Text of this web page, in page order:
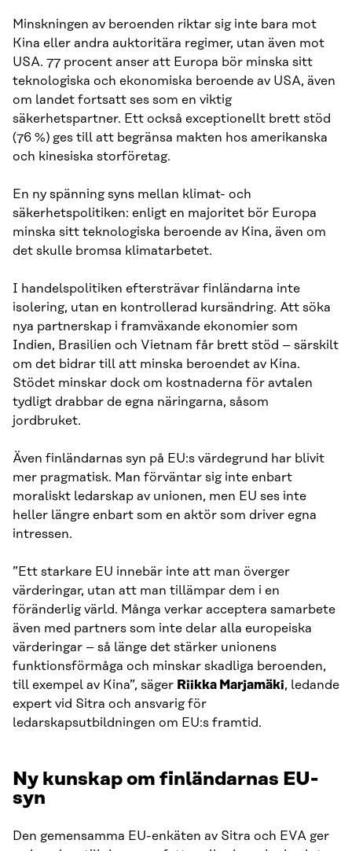
Minskningen av beroenden riktar sig inte bara mot
Kina eller andra auktoritära regimer, utan även mot
USA. 77 procent anser att Europa bör minska sitt
teknologiska och ekonomiska beroende av USA, även
om landet fortsatt ses som en viktig
säkerhetspartner. Ett också exceptionellt brett stöd
(76 %) ges till att begränsa makten hos amerikanska
och kinesiska storföretag.
En ny spänning syns mellan klimat- och
säkerhetspolitiken: enligt en majoritet bör Europa
minska sitt teknologiska beroende av Kina, även om
det skulle bromsa klimatarbetet.
I handelspolitiken eftersträvar finländarna inte
isolering, utan en kontrollerad kursändring. Att söka
nya partnerskap i framväxande ekonomier som
Indien, Brasilien och Vietnam får brett stöd – särskilt
om det bidrar till att minska beroendet av Kina.
Stödet minskar dock om kostnaderna för avtalen
tydligt drabbar de egna näringarna, såsom
jordbruket.
Även finländarnas syn på EU:s värdegrund har blivit
mer pragmatisk. Man förväntar sig inte enbart
moraliskt ledarskap av unionen, men EU ses inte
heller längre enbart som en aktör som driver egna
intressen.
”Ett starkare EU innebär inte att man överger
värderingar, utan att man tillämpar dem i en
föränderlig värld. Många verkar acceptera samarbete
även med partners som inte delar alla europeiska
värderingar – så länge det stärker unionens
funktionsförmåga och minskar skadliga beroenden,
till exempel av Kina”, säger Riikka Marjamäki, ledande
expert vid Sitra och ansvarig för
ledarskapsutbildningen om EU:s framtid.
Ny kunskap om finländarnas EU-
syn
Den gemensamma EU-enkäten av Sitra och EVA ger